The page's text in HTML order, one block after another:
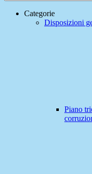
Categorie
Disposizioni
Piano